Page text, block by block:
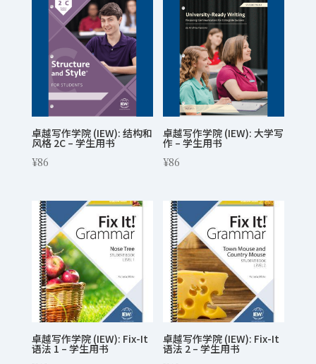
卓越写作学院 (IEW): 结构和
风格 2C – 学生用书
¥86
卓越写作学院 (IEW): 大学写
作 – 学生用书
¥86
卓越写作学院 (IEW): Fix-It
语法 1 – 学生用书
卓越写作学院 (IEW): Fix-It
语法 2 – 学生用书